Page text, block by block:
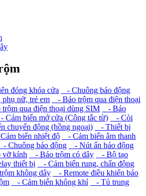
đóng khóa cửa
- Chuông báo động
nữ, trẻ em
- Báo trộm qua điện thoại
qua điện thoại dùng SIM
- Báo
Cảm biến mở cửa (Công tắc từ)
- Còi
chuyển động (hồng ngoại)
- Thiết bị
biến nhiệt độ
- Cảm biến âm thanh
- Chuông báo động
- Nút ấn báo động
vỡ kính - Báo trộm có dây
- Bộ tạo
thiết bị
- Cảm biến rung, chấn động
không dây
- Remote điều khiển báo
- Cảm biến không khí
- Tủ trung